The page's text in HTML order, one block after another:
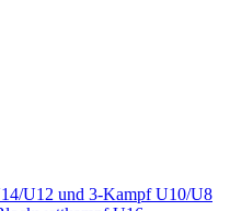
U12 und 3-Kampf U10/U8